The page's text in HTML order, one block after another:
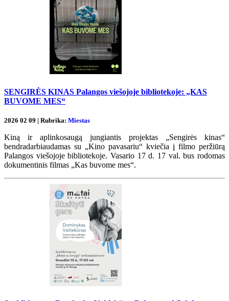
SENGIRĖS KINAS Palangos viešojoje bibliotekoje: „KAS
BUVOME MES“
2026 02 09 | Rubrika: Miestas
Kiną ir aplinkosaugą jungiantis projektas „Sengirės kinas“
bendradarbiaudamas su „Kino pavasariu“ kviečia į filmo peržiūrą
Palangos viešojoje bibliotekoje. Vasario 17 d. 17 val. bus rodomas
dokumentinis filmas „Kas buvome mes“.